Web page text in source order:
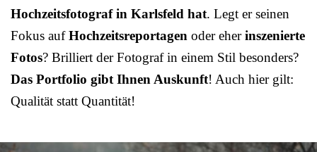
Hochzeitsfotograf in Karlsfeld hat. Legt er seinen
Fokus aufHochzeitsreportagen oder eherinszenierte
Fotos? Brilliert der Fotograf in einem Stil besonders?
Das Portfolio gibt Ihnen Auskunft! Auch hier gilt:
Qualität statt Quantität!